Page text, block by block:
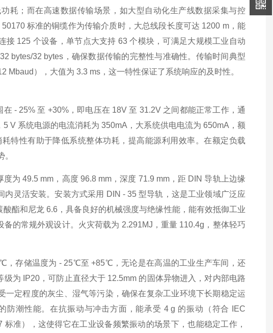
耗；而在高速数据传输场景，如大型自动化生产线数据采集与控
标准的铜缆作为传输介质时，大总线段长度可达 1200 m，能
125 个设备，单节点大支持 63 个模块，可满足大规模工业自动
bytes/32 bytes，确保数据传输的完整性与准确性。传输时间典型
Mbaud），大值为 3.3 ms，这一特性保证了系统响应的及时性。
- 25% 至 +30%，即电压在 18V 至 31.2V 之间都能正常工作，通
V 系统电源的电流消耗为 350mA，大系统供电电流为 650mA，额
特性有助于降低系统整体功耗，提高能源利用效率。在额定负载
为 49.5 mm，高度 96.8 mm，深度 71.9 mm，距 DIN 导轨上边缘
灵活安装。安装方式采用 DIN - 35 型导轨，这是工业领域广泛应
酯和尼龙 6.6，具备良好的机械强度与绝缘性能，能有效抵御工业
的常规外观设计。火灾荷载为 2.291MJ，重量 110.4g，整体轻巧
存储温度为 - 25℃至 +85℃，无论是在高温的工业生产车间，还
为 IP20，可防止直径大于 12.5mm 的固体异物进入，对内部电路
定程度的灰尘、湿气等污染，确保在复杂工业环境下长期稳定运
防潮性能。在抗振动与冲击方面，能承受 4 g 的振动（符合 IEC
准），这使得它在工业设备频繁振动的场景下，也能稳定工作，